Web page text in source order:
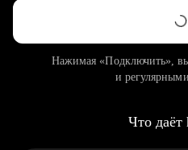
Нажимая «Подключить», вы
и
Что даёт